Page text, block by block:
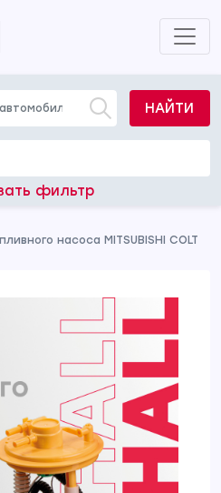
НАЙТИ
фильтр
насоса MITSUBISHI COLT